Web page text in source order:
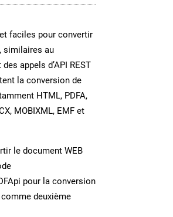
faciles pour convertir
similaires au
appels d’API REST
la conversion de
HTML, PDFA,
MOBIXML, EMF et
le document WEB
pour la conversion
deuxième